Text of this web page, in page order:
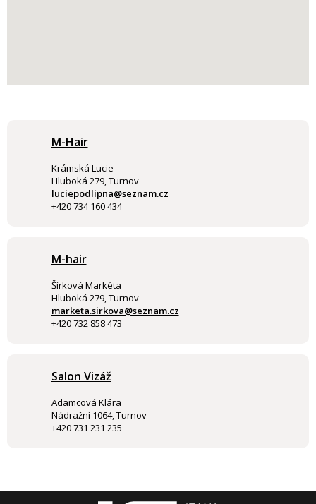
M-Hair
Krámská Lucie
Hluboká 279, Turnov
luciepodlipna@seznam.cz
+420 734 160 434
M-hair
Šírková Markéta
Hluboká 279, Turnov
marketa.sirkova@seznam.cz
+420 732 858 473
Salon Vizáž
Adamcová Klára
Nádražní 1064, Turnov
+420 731 231 235